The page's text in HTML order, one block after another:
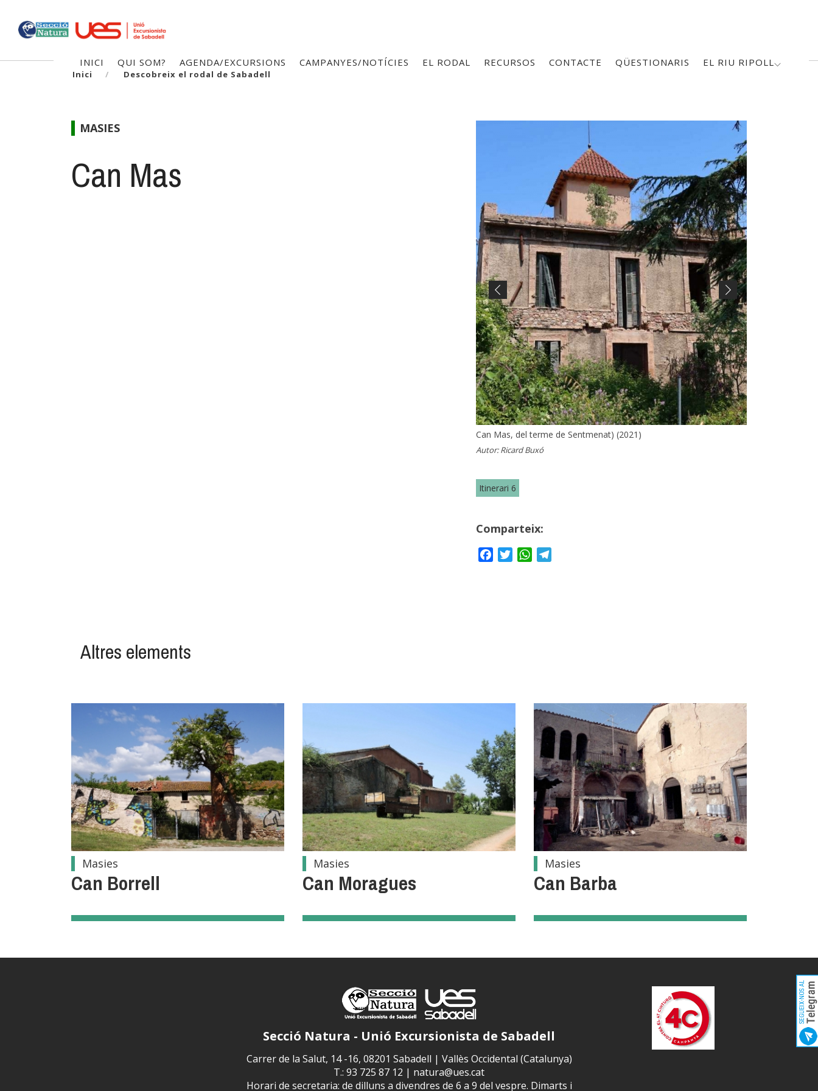
contingut
Navegació
INICI QUI SOM? AGENDA/EXCURSIONS CAMPANYES/NOTÍCIES EL RODAL RECURSOS CONTACTE QÜESTIONARIS EL RIU RIPOLL
Inici Descobreix el rodal de Sabadell
MASIES
Can Mas
Can Mas, del terme de Sentmenat) (2021)
Autor:Ricard Buxó
Can Mas (2021)
Autor:Ricard Buxó
Can Mas (2021)
Autor:Ricard Buxó
Previous Next
Itinerari 6
Comparteix:
FacebookTwitterWhatsApp
Altres elements
Masies
Can Borrell
Masies
Can Moragues
Masies
Can Barba
Secció Natura - Unió Excursionista de Sabadell
Carrer de la Salut, 14 -16, 08201 Sabadell | Vallès Occidental (Catalunya)
T.: 93 725 87 12 | natura@ues.cat
Horari de secretaria: de dilluns a divendres de 6 a 9 del vespre. Dimarts i